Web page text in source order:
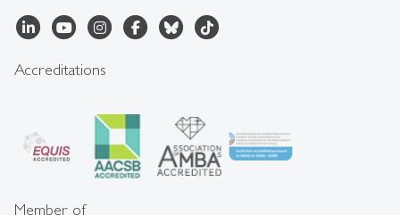
Accreditations
Member of